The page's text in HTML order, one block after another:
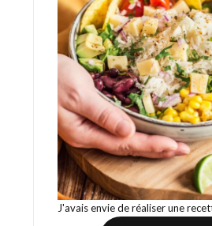
J'avais envie de réaliser une